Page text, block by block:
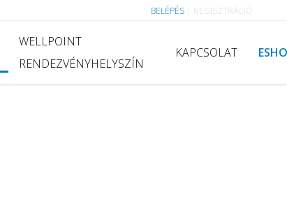
BELÉPÉS REGISZTRÁCIÓ
WELLPOINT
RENDEZVÉNYHELYSZÍN
KAPCSOLAT